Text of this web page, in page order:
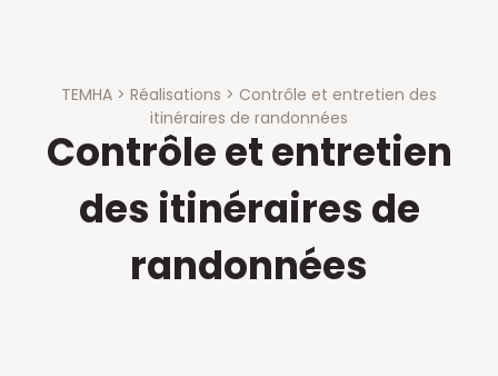
TEMHA > Réalisations > Contrôle et entretien des
itinéraires de randonnées
Contrôle et entretien
des itinéraires de
randonnées